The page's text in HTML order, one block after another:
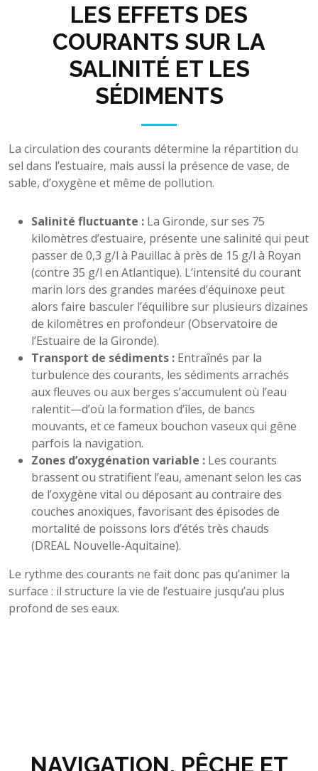
LES EFFETS DES
COURANTS SUR LA
SALINITÉ ET LES
SÉDIMENTS
La circulation des courants détermine la répartition du
sel dans l’estuaire, mais aussi la présence de vase, de
sable, d’oxygène et même de pollution.
Salinité fluctuante : La Gironde, sur ses 75
kilomètres d’estuaire, présente une salinité qui peut
passer de 0,3 g/l à Pauillac à près de 15 g/l à Royan
(contre 35 g/l en Atlantique). L’intensité du courant
marin lors des grandes marées d’équinoxe peut
alors faire basculer l’équilibre sur plusieurs dizaines
de kilomètres en profondeur (Observatoire de
l’Estuaire de la Gironde).
Transport de sédiments : Entraînés par la
turbulence des courants, les sédiments arrachés
aux fleuves ou aux berges s’accumulent où l’eau
ralentit—d’où la formation d’îles, de bancs
mouvants, et ce fameux bouchon vaseux qui gêne
parfois la navigation.
Zones d’oxygénation variable : Les courants
brassent ou stratifient l’eau, amenant selon les cas
de l’oxygène vital ou déposant au contraire des
couches anoxiques, favorisant des épisodes de
mortalité de poissons lors d’étés très chauds
(DREAL Nouvelle-Aquitaine).
Le rythme des courants ne fait donc pas qu’animer la
surface : il structure la vie de l’estuaire jusqu’au plus
profond de ses eaux.
NAVIGATION, PÊCHE ET